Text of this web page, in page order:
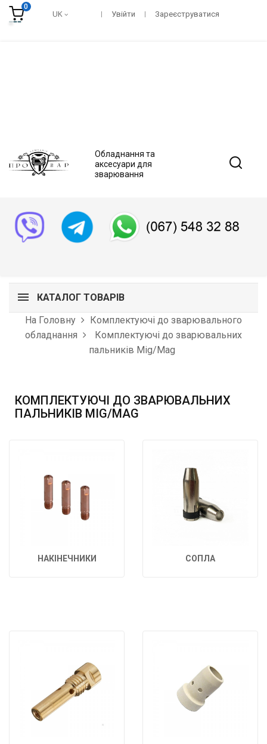
0
UK Увійти Зареєструватися
Обладнання та
аксесуари для
зварювання
КАТАЛОГ ТОВАРІВ
На Головну
Комплектуючі до зварювального
обладнання
Комплектуючі до зварювальних
пальників Mig/Mag
КОМПЛЕКТУЮЧІ ДО ЗВАРЮВАЛЬНИХ
ПАЛЬНИКІВ MIG/MAG
НАКІНЕЧНИКИ СОПЛА